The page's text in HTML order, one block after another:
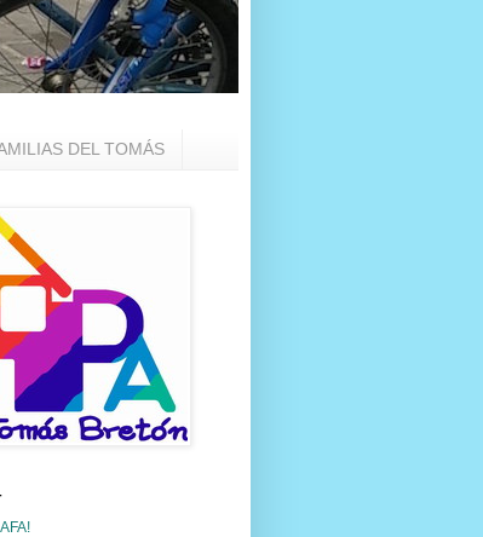
DEL TOMÁS